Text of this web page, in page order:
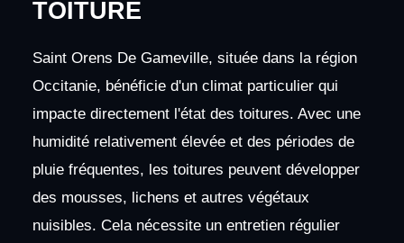
TOITURE
Saint Orens De Gameville, située dans la région
Occitanie, bénéficie d'un climat particulier qui
impacte directement l'état des toitures. Avec une
humidité relativement élevée et des périodes de
pluie fréquentes, les toitures peuvent développer
des mousses, lichens et autres végétaux
nuisibles. Cela nécessite un entretien régulier